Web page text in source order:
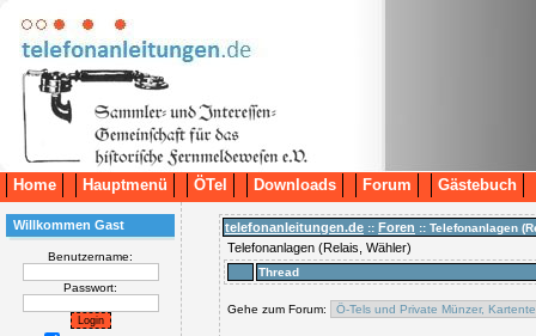
Home Hauptmenü ÖTel Downloads Forum Gästebuch
Willkommen Gast
Benutzername:
Passwort:
telefonanleitungen.de :: Foren :: Telefonanlagen
Telefonanlagen (Relais, Wähler)
Thread
Gehe zum Forum: